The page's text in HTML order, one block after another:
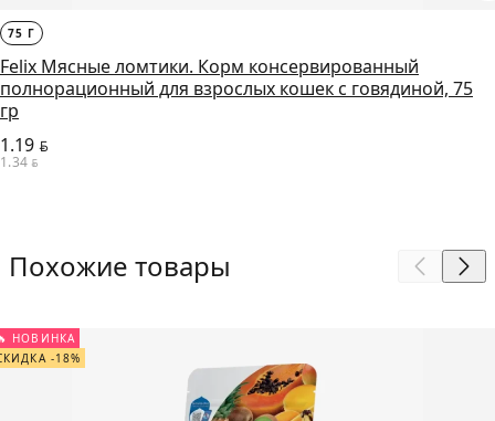
75 Г
Felix Мясные ломтики. Корм консервированный
полнорационный для взрослых кошек с говядиной, 75
гр
1.19 BYN
1.34 BYN
Похожие товары
НОВИНКА
-18%